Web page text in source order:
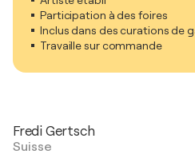
Participation à des foires
Inclus dans des curations de
Travaille sur commande
Fredi Gertsch
Suisse